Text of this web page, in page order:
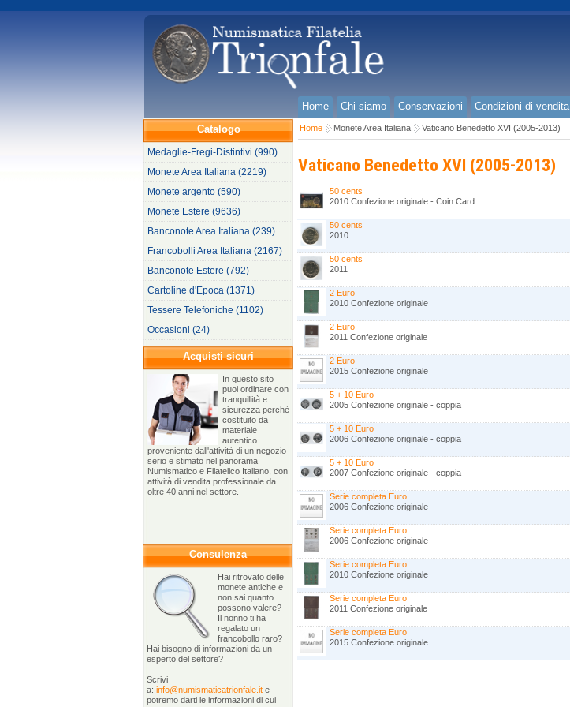
Home Chi siamo Conservazioni Condizioni di vendita
Catalogo
Medaglie-Fregi-Distintivi (990)
Monete Area Italiana (2219)
Monete argento (590)
Monete Estere (9636)
Banconote Area Italiana (239)
Francobolli Area Italiana (2167)
Banconote Estere (792)
Cartoline d'Epoca (1371)
Tessere Telefoniche (1102)
Occasioni (24)
Acquisti sicuri
In questo sito
puoi ordinare con
tranquillità e
sicurezza perchè
costituito da
materiale
autentico
proveniente dall'attività di un negozio
serio e stimato nel panorama
Numismatico e Filatelico Italiano, con
attività di vendita professionale da
oltre 40 anni nel settore.
Consulenza
Hai ritrovato delle
monete antiche e
non sai quanto
possono valere?
Il nonno ti ha
regalato un
francobollo raro?
Hai bisogno di informazioni da un
esperto del settore?
Scrivi
a: info@numismaticatrionfale.it e
potremo darti le informazioni di cui
Home Monete Area Italiana Vaticano Benedetto XVI (2005-2013)
Vaticano Benedetto XVI (2005-2013)
50 cents
2010 Confezione originale - Coin Card
50 cents
2010
50 cents
2011
2 Euro
2010 Confezione originale
2 Euro
2011 Confezione originale
2 Euro
2015 Confezione originale
5 + 10 Euro
2005 Confezione originale - coppia
5 + 10 Euro
2006 Confezione originale - coppia
5 + 10 Euro
2007 Confezione originale - coppia
Serie completa Euro
2006 Confezione originale
Serie completa Euro
2006 Confezione originale
Serie completa Euro
2010 Confezione originale
Serie completa Euro
2011 Confezione originale
Serie completa Euro
2015 Confezione originale